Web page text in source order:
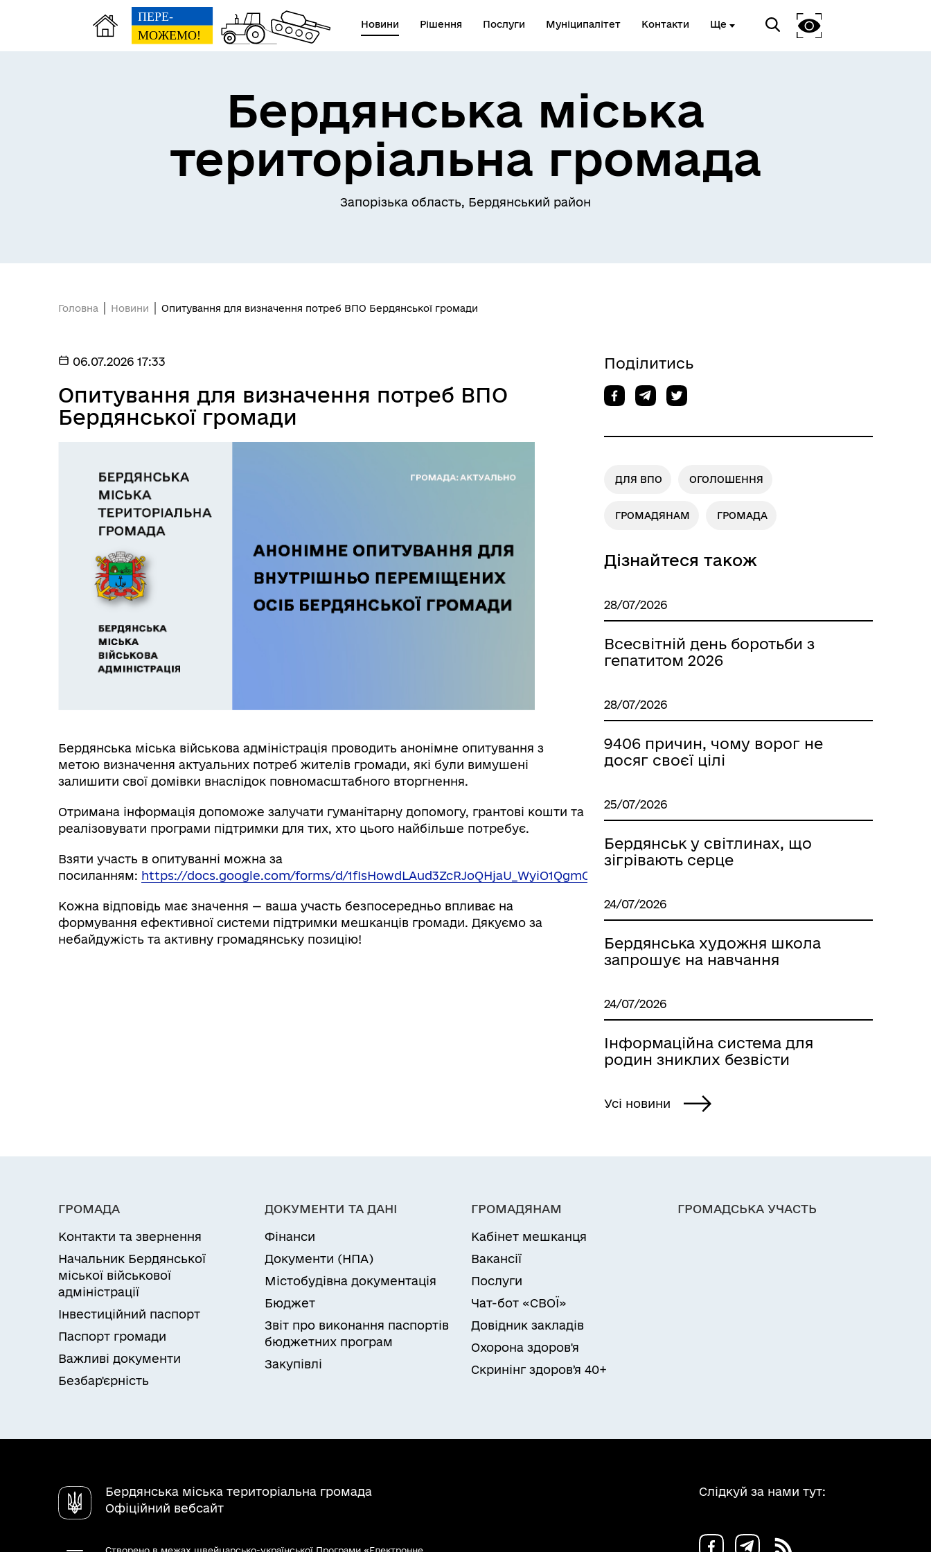
Новини Рішення Послуги Муніципалітет Контакти Ще
Бердянська міська
територіальна громада
Запорізька область, Бердянський район
Головна Новини Опитування для визначення потреб ВПО Бердянської громади
06.07.2026 17:33
Опитування для визначення потреб ВПО
Бердянської громади
Бердянська міська військова адміністрація проводить анонімне опитування з
метою визначення актуальних потреб жителів громади, які були вимушені
залишити свої домівки внаслідок повномасштабного вторгнення.
Отримана інформація допоможе залучати гуманітарну допомогу, грантові кошти та
реалізовувати програми підтримки для тих, хто цього найбільше потребує.
Взяти участь в опитуванні можна за
посиланням: https://docs.google.com/forms/d/1fIsHowdLAud3ZcRJoQHjaU_WyiO1QgmOAg5vaOcvZT8/viewform
Кожна відповідь має значення — ваша участь безпосередньо впливає на
формування ефективної системи підтримки мешканців громади. Дякуємо за
небайдужість та активну громадянську позицію!
Поділитись
ДЛЯ ВПО ОГОЛОШЕННЯ
ГРОМАДЯНАМ ГРОМАДА
Дізнайтеся також
28/07/2026
Всесвітній день боротьби з
гепатитом 2026
28/07/2026
9406 причин, чому ворог не
досяг своєї цілі
25/07/2026
Бердянськ у світлинах, що
зігрівають серце
24/07/2026
Бердянська художня школа
запрошує на навчання
24/07/2026
Інформаційна система для
родин зниклих безвісти
Усі новини
ГРОМАДА
Контакти та звернення
Начальник Бердянської
міської військової
адміністрації
Інвестиційний паспорт
Паспорт громади
Важливі документи
Безбар'єрність
ДОКУМЕНТИ ТА ДАНІ
Фінанси
Документи (НПА)
Містобудівна документація
Бюджет
Звіт про виконання паспортів
бюджетних програм
Закупівлі
ГРОМАДЯНАМ
Кабінет мешканця
Вакансії
Послуги
Чат-бот «СВОЇ»
Довідник закладів
Охорона здоров'я
Скринінг здоровʼя 40+
ГРОМАДСЬКА УЧАСТЬ
Бердянська міська територіальна громада
Офіційний вебсайт
Створено в межах швейцарсько-української Програми «Електронне
Слідкуй за нами тут: